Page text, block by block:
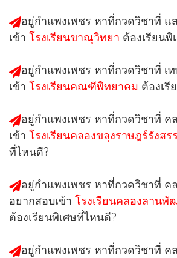
อยู่กำแพงเพชร หาที่กวดวิชาที่ แ
เข้า โรงเรียนขาณุวิทยา ต้องเรียนพิ
อยู่กำแพงเพชร หาที่กวดวิชาที่ เ
เข้า โรงเรียนคณฑีพิทยาคม ต้องเรี
อยู่กำแพงเพชร หาที่กวดวิชาที่ ค
เข้า โรงเรียนคลองขลุงราษฎร์รังสร
ที่ไหนดี?
อยู่กำแพงเพชร หาที่กวดวิชาที่ ค
อยากสอบเข้า โรงเรียนคลองลาน
ต้องเรียนพิเศษที่ไหนดี?
อยู่กำแพงเพชร หาที่กวดวิชาที่ ค